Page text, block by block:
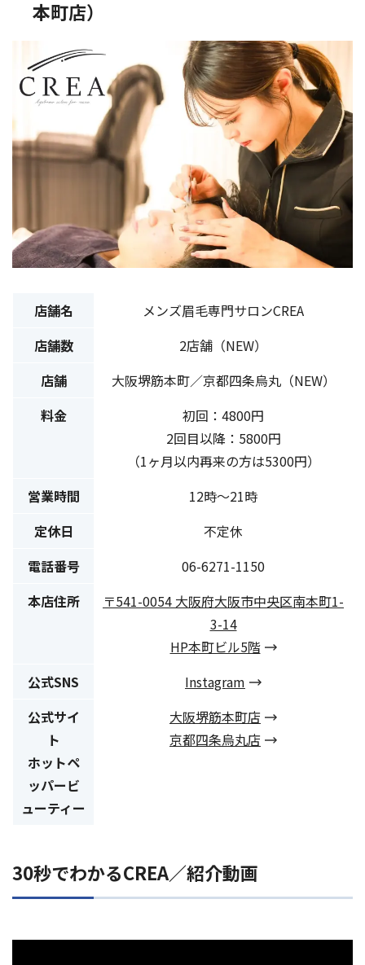
本町店）
店舗名
メンズ眉毛専門サロンCREA
店舗数
2店舗（NEW）
店舗
大阪堺筋本町／京都四条烏丸（NEW）
料金
初回：4800円
2回目以降：5800円
（1ヶ月以内再来の方は5300円）
営業時間
12時〜21時
定休日
不定休
電話番号
06-6271-1150
本店住所
〒541-0054 大阪府大阪市中央区南本町1-
3-14
HP本町ビル5階
公式SNS
Instagram
公式サイ
ト
ホットペ
ッパービ
ューティー
大阪堺筋本町店
京都四条烏丸店
30秒でわかるCREA／紹介動画